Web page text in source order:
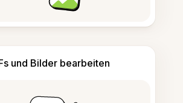
und Bilder bearbeiten